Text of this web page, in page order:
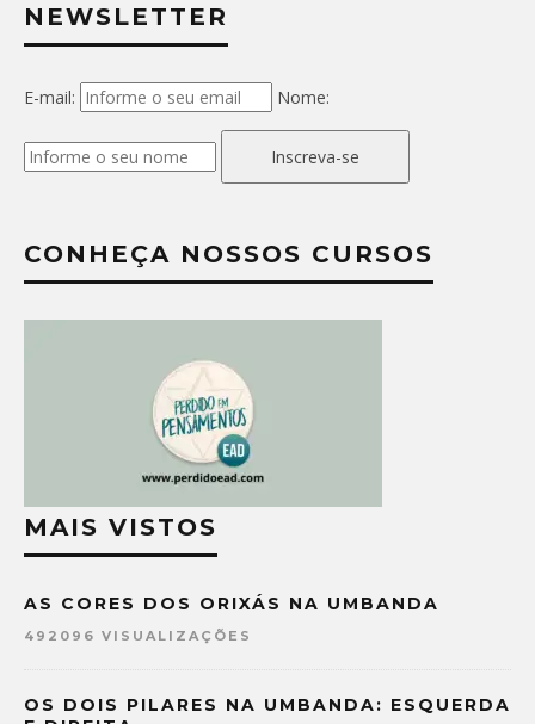
NEWSLETTER
E-mail: Nome:
Inscreva-se
CONHEÇA NOSSOS CURSOS
MAIS VISTOS
AS CORES DOS ORIXÁS NA UMBANDA
492096 VISUALIZAÇÕES
OS DOIS PILARES NA UMBANDA: ESQUERDA